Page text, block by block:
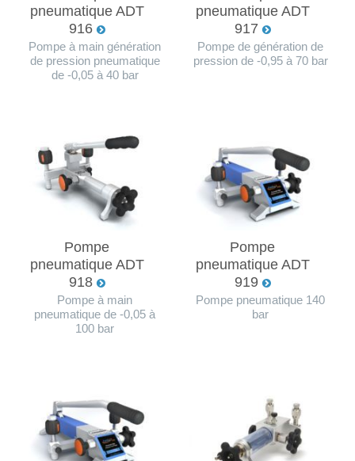
pneumatique ADT
916
Pompe à main génération
de pression pneumatique
de -0,05 à 40 bar
pneumatique ADT
917
Pompe de génération de
pression de -0,95 à 70 bar
Pompe
pneumatique ADT
918
Pompe à main
pneumatique de -0,05 à
100 bar
Pompe
pneumatique ADT
919
Pompe pneumatique 140
bar